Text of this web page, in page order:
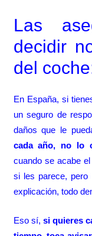
Las
decidir
del
En España, si
un seguro de
daños que le
cada año, no lo
cuando se acabe
si les parece,
explicación, todo
Eso sí, si quieres